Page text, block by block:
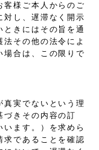
客様ご本人からのご
対し、遅滞なく開示
きにはその旨を通
その他の法令によ
場合は、この限りで
実でないという理
づきその内容の訂
ます。）を求めら
求であることを確認